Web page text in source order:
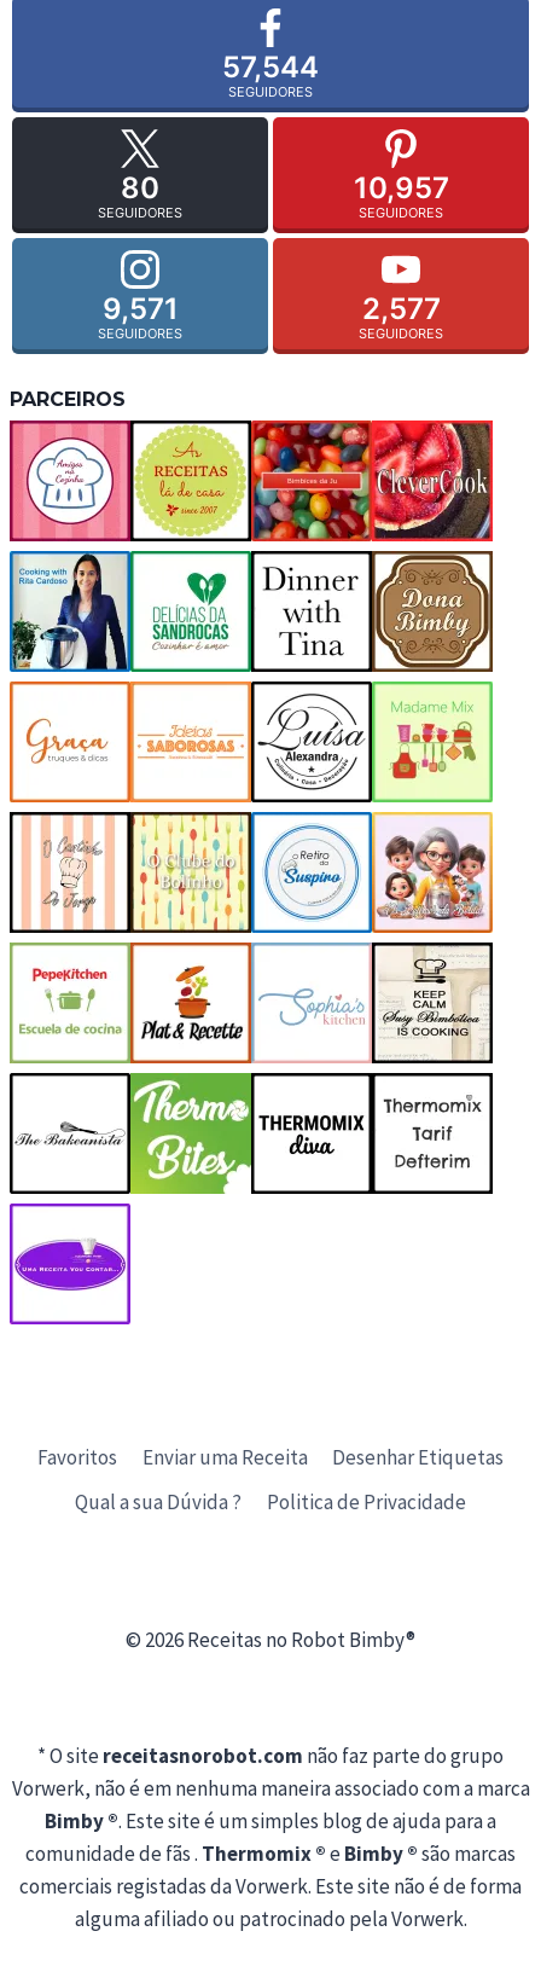
57,544
SEGUIDORES
80
SEGUIDORES
10,957
SEGUIDORES
9,571
SEGUIDORES
2,577
SEGUIDORES
PARCEIROS
Favoritos Enviar uma Receita
Desenhar Etiquetas
Qual a sua Dúvida ?
Politica de Privacidade
© 2026 Receitas no Robot Bimby®
* O sitereceitasnorobot.com não faz parte do grupo
Vorwerk, não é em nenhuma maneira associado com a marca
Bimby ®. Este site é um simples blog de ajuda para a
comunidade de fãs . Thermomix ®eBimby ®são marcas
comerciais registadas da Vorwerk. Este site não é de forma
alguma afiliado ou patrocinado pela Vorwerk.